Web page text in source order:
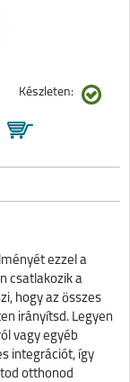
Készleten:
ezzel a
csatlakozik a
hogy az összes
irányítsd. Legyen
vagy egyéb
integrációt, így
otthonod